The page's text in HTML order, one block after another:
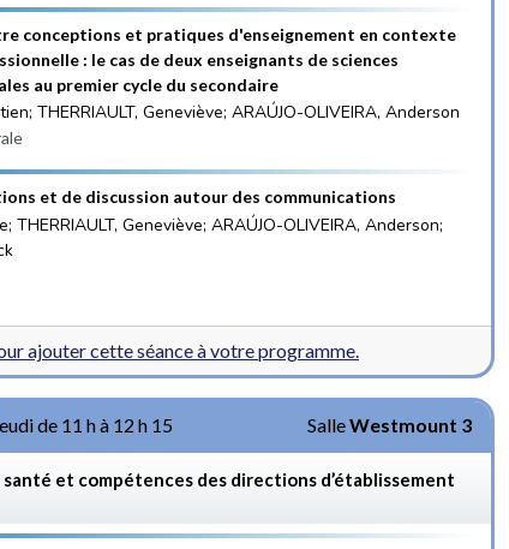
conceptions et pratiques d'enseignement en contexte
: le cas de deux enseignants de sciences
au premier cycle du secondaire
THERRIAULT, Geneviève; ARAÚJO-OLIVEIRA, Anderson
et de discussion autour des communications
THERRIAULT, Geneviève; ARAÚJO-OLIVEIRA, Anderson;
ajouter cette séance à votre programme.
de 11 h à 12 h 15 SalleWestmount 3
santé et compétences des directions d’établissement